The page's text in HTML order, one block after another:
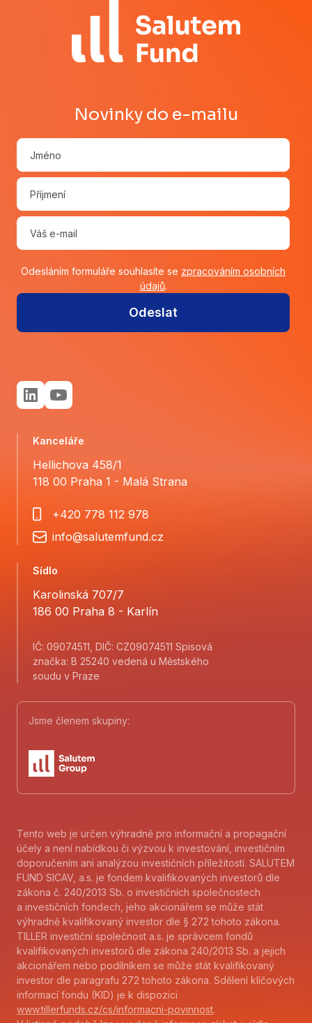
Novinky do e-mailu
Odesláním formuláře souhlasíte se zpracováním osobních
údajů.
Odeslat
Kanceláře
Hellichova 458/1
118 00 Praha 1 - Malá Strana
+420 778 112 978
info@salutemfund.cz
Sídlo
Karolinská 707/7
186 00 Praha 8 - Karlín
IČ: 09074511, DIČ: CZ09074511 Spisová
značka: B 25240 vedená u Městského
soudu v Praze
Jsme členem skupiny:
Tento web je určen výhradně pro informační a propagační
účely a není nabídkou či výzvou k investování, investičním
doporučením ani analýzou investičních příležitostí. SALUTEM
FUND SICAV, a.s. je fondem kvalifikovaných investorů dle
zákona č. 240/2013 Sb. o investičních společnostech
a investičních fondech, jeho akcionářem se může stát
výhradně kvalifikovaný investor dle § 272 tohoto zákona.
TILLER investiční společnost a.s. je správcem fondů
kvalifikovaných investorů dle zákona 240/2013 Sb. a jejich
akcionářem nebo podílníkem se může stát kvalifikovaný
investor dle paragrafu 272 tohoto zákona. Sdělení klíčových
informací fondu (KID) je k dispozici
www.tillerfunds.cz/cs/informacni-povinnost.